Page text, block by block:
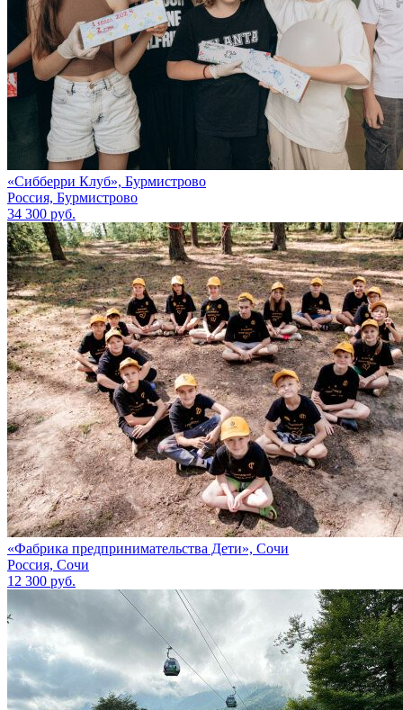
«Сибберри Клуб», Бурмистрово
Россия, Бурмистрово
34 300 руб.
«Фабрика предпринимательства Дети», Сочи
Россия, Сочи
12 300 руб.